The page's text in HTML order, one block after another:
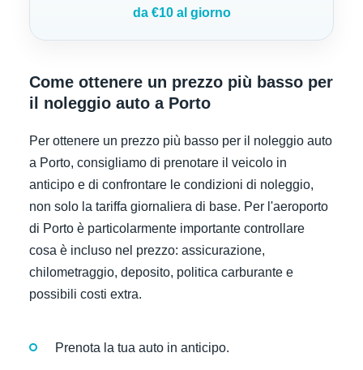
da €10 al giorno
Come ottenere un prezzo più basso per
il noleggio auto a Porto
Per ottenere un prezzo più basso per il noleggio auto
a Porto, consigliamo di prenotare il veicolo in
anticipo e di confrontare le condizioni di noleggio,
non solo la tariffa giornaliera di base. Per l'aeroporto
di Porto è particolarmente importante controllare
cosa è incluso nel prezzo: assicurazione,
chilometraggio, deposito, politica carburante e
possibili costi extra.
Prenota la tua auto in anticipo.